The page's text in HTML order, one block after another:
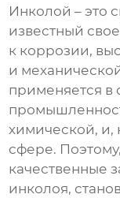
Инколой – это
известный
к коррозии,
и
применяется в
химической, и,
сфере.
качественные
инколоя,